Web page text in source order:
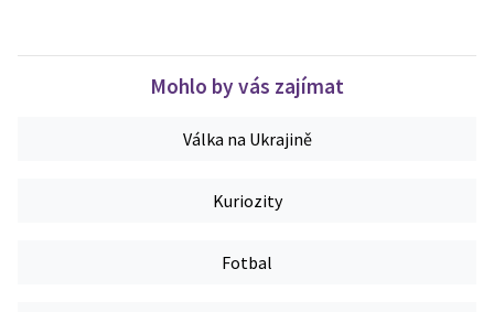
Mohlo by vás zajímat
Válka na Ukrajině
Kuriozity
Fotbal